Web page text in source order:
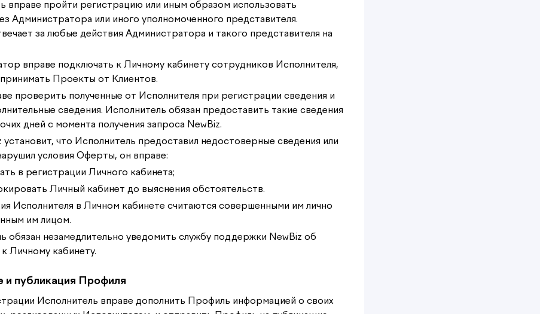
вправе пройти регистрацию или иным образом использовать
Администратора или иного уполномоченного представителя.
за любые действия Администратора и такого представителя на
вправе подключать к Личному кабинету сотрудников Исполнителя,
Проекты от Клиентов.
проверить полученные от Исполнителя при регистрации сведения и
сведения. Исполнитель обязан предоставить такие сведения
дней с момента получения запроса NewBiz.
установит, что Исполнитель предоставил недостоверные сведения или
условия Оферты, он вправе:
в регистрации Личного кабинета;
Личный кабинет до выяснения обстоятельств.
Исполнителя в Личном кабинете считаются совершенными им лично
им лицом.
обязан незамедлительно уведомить службу поддержки NewBiz об
Личному кабинету.
и публикация Профиля
Исполнитель вправе дополнить Профиль информацией о своих